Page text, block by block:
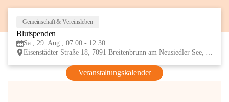
Gemeinschaft & Vereinsleben
Blutspenden
Sa., 29. Aug., 07:00 - 12:30
Eisenstädter Straße 18, 7091 Breitenbrunn am Neusiedler See, AUT
Veranstaltungskalender